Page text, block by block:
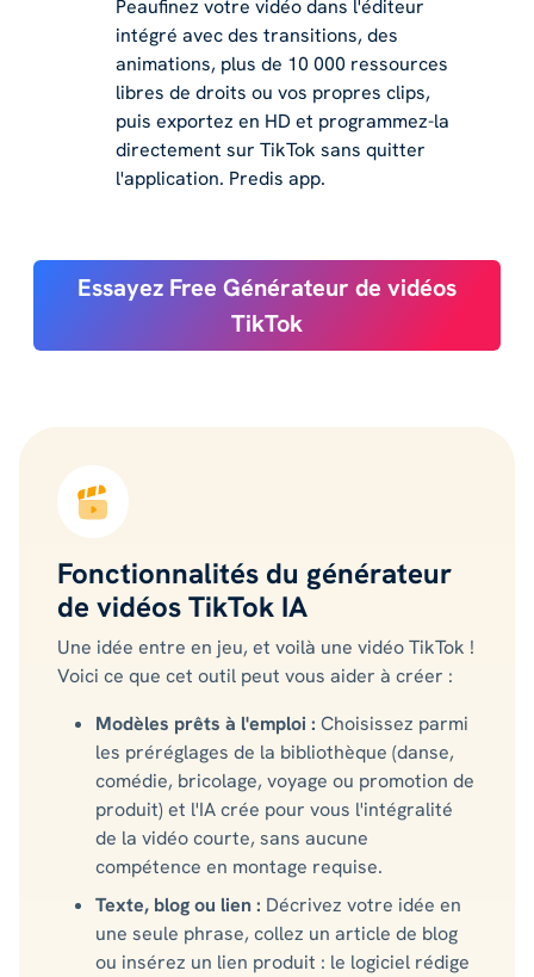
Peaufinez votre vidéo dans l'éditeur
intégré avec des transitions, des
animations, plus de 10 000 ressources
libres de droits ou vos propres clips,
puis exportez en HD et programmez-la
directement sur TikTok sans quitter
l'application. Predis app.
Essayez Free Générateur de vidéos
TikTok
Fonctionnalités du générateur
de vidéos TikTok IA
Une idée entre en jeu, et voilà une vidéo TikTok !
Voici ce que cet outil peut vous aider à créer :
Modèles prêts à l'emploi : Choisissez parmi
les préréglages de la bibliothèque (danse,
comédie, bricolage, voyage ou promotion de
produit) et l'IA crée pour vous l'intégralité
de la vidéo courte, sans aucune
compétence en montage requise.
Texte, blog ou lien : Décrivez votre idée en
une seule phrase, collez un article de blog
ou insérez un lien produit : le logiciel rédige